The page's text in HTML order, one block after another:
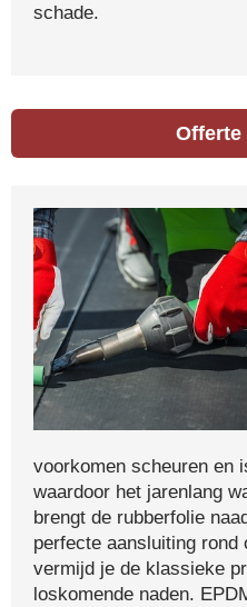
schade.
Offerte
voorkomen scheuren en
waardoor het jarenlang
brengt de rubberfolie
perfecte aansluiting rond
vermijd je de klassieke
loskomende naden.